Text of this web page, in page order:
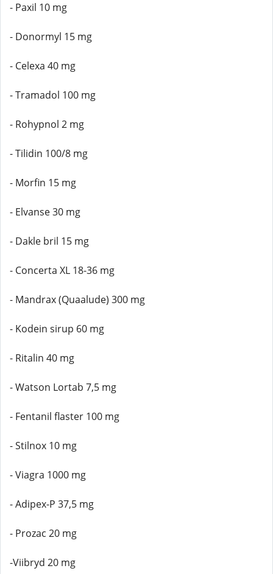
- Paxil 10 mg
- Donormyl 15 mg
- Celexa 40 mg
- Tramadol 100 mg
- Rohypnol 2 mg
- Tilidin 100/8 mg
- Morfin 15 mg
- Elvanse 30 mg
- Dakle bril 15 mg
- Concerta XL 18-36 mg
- Mandrax (Quaalude) 300 mg
- Kodein sirup 60 mg
- Ritalin 40 mg
- Watson Lortab 7,5 mg
- Fentanil flaster 100 mg
- Stilnox 10 mg
- Viagra 1000 mg
- Adipex-P 37,5 mg
- Prozac 20 mg
-Viibryd 20 mg